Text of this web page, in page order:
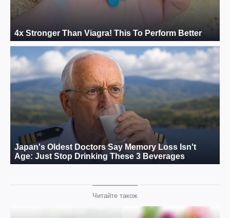
Читайте також